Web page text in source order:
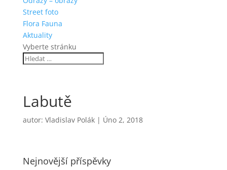
Street foto
Flora Fauna
Aktuality
Vyberte stránku
Labutě
autor: Vladislav Polák| Úno 2, 2018
Nejnovější příspěvky